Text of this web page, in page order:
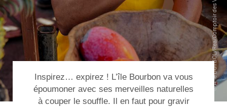
Inspirez… expirez ! L’île Bourbon va vous
époumoner avec ses merveilles naturelles
à couper le souffle. Il en faut pour gravir